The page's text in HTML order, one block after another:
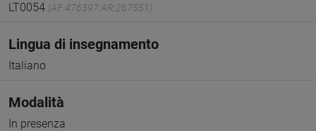
LT0054 (AF:476397 AR:267551)
Lingua di insegnamento
Italiano
Modalità
In presenza